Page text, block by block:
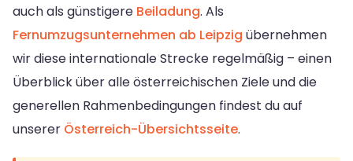
auch als günstigere Beiladung. Als
Fernumzugsunternehmen ab Leipzig übernehmen
wir diese internationale Strecke regelmäßig – einen
Überblick über alle österreichischen Ziele und die
generellen Rahmenbedingungen findest du auf
unserer Österreich-Übersichtsseite.